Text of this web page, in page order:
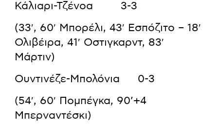
Κάλιαρι-Τζένοα 3-3
(33′, 60′ Μπορέλι, 43′ Εσπόζιτο – 18′
Ολιβέιρα, 41′ Οστιγκαρντ, 83′
Μάρτιν)
Ουντινέζε-Μπολόνια 0-3
(54′, 60′ Πομπέγκα, 90’+4
Μπερναντέσκι)